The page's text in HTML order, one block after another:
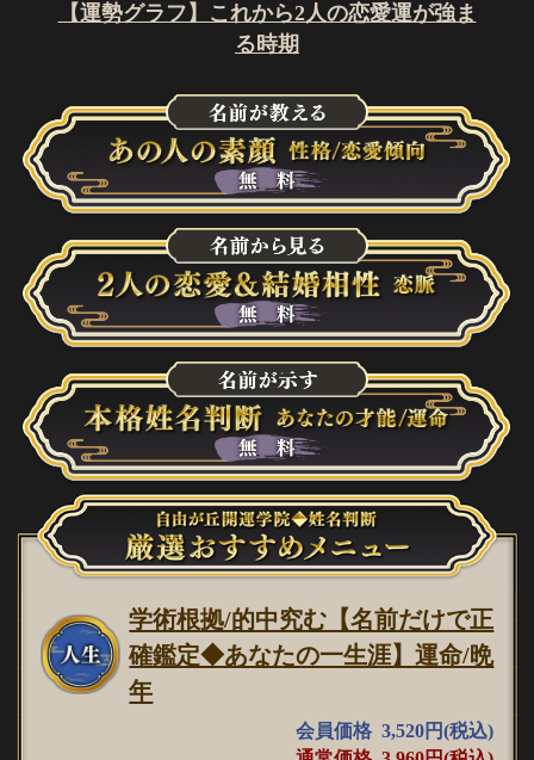
【運勢グラフ】これから2人の恋愛運が強ま
る時期
学術根拠/的中究む【名前だけで正
確鑑定◆あなたの一生涯】運命/晩
年
会員価格 3,520円(税込)